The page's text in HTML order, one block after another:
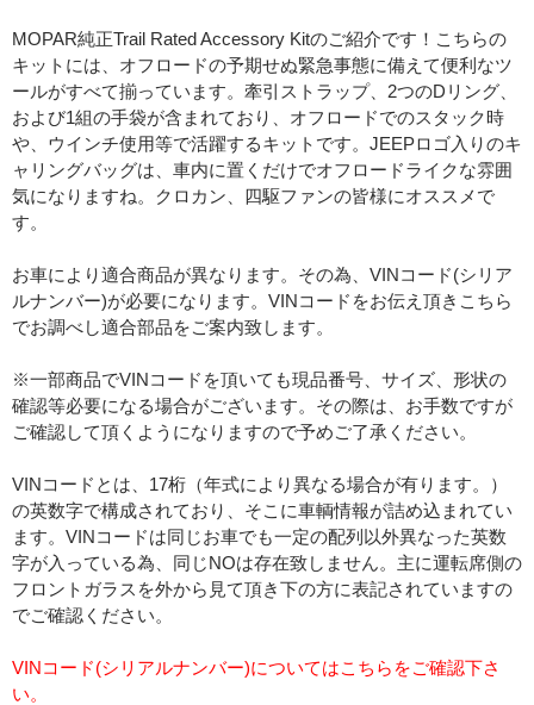
MOPAR純正Trail Rated Accessory Kitのご紹介です！こちらの
キットには、オフロードの予期せぬ緊急事態に備えて便利なツ
ールがすべて揃っています。牽引ストラップ、2つのDリング、
および1組の手袋が含まれており、オフロードでのスタック時
や、ウインチ使用等で活躍するキットです。JEEPロゴ入りのキ
ャリングバッグは、車内に置くだけでオフロードライクな雰囲
気になりますね。クロカン、四駆ファンの皆様にオススメで
す。
お車により適合商品が異なります。その為、VINコード(シリア
ルナンバー)が必要になります。VINコードをお伝え頂きこちら
でお調べし適合部品をご案内致します。
※一部商品でVINコードを頂いても現品番号、サイズ、形状の
確認等必要になる場合がございます。その際は、お手数ですが
ご確認して頂くようになりますので予めご了承ください。
VINコードとは、17桁（年式により異なる場合が有ります。）
の英数字で構成されており、そこに車輌情報が詰め込まれてい
ます。VINコードは同じお車でも一定の配列以外異なった英数
字が入っている為、同じNOは存在致しません。主に運転席側の
フロントガラスを外から見て頂き下の方に表記されていますの
でご確認ください。
VINコード(シリアルナンバー)についてはこちらをご確認下さ
い。